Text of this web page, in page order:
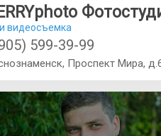
видеосъемка
599-39-99
Проспект Мира,